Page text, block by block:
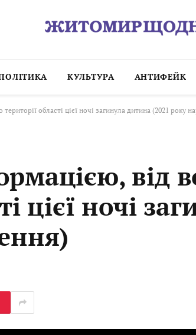
КУЛЬТУРА АНТИФЕЙК
області цієї ночі загинула дитина (2021 року
від
цієї ночі